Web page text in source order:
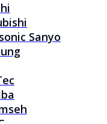
Sanyo